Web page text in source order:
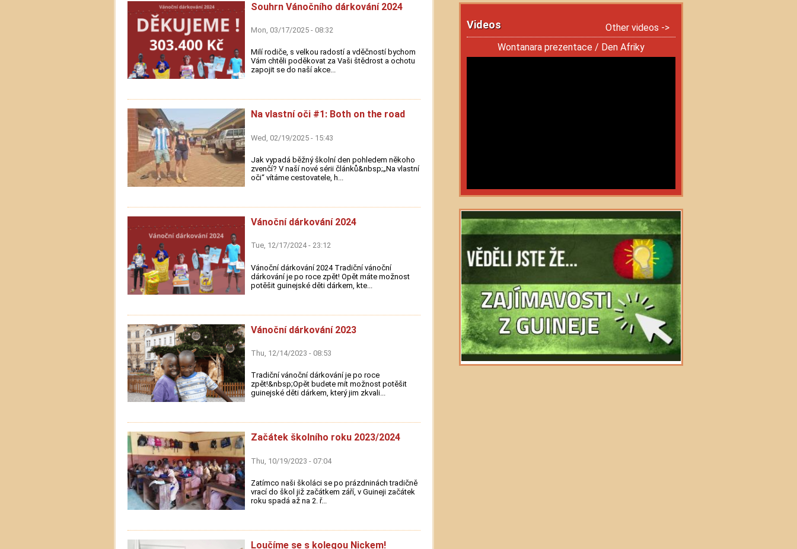
Souhrn Vánočního dárkování 2024
Mon, 03/17/2025 - 08:32
Milí rodiče, s velkou radostí a vděčností bychom
Vám chtěli poděkovat za Vaši štědrost a ochotu
zapojit se do naší akce...
Na vlastní oči #1: Both on the road
Wed, 02/19/2025 - 15:43
Jak vypadá běžný školní den pohledem někoho
zvenčí? V naší nové sérii článků&nbsp;„Na vlastní
oči“ vítáme cestovatele, h...
Vánoční dárkování 2024
Tue, 12/17/2024 - 23:12
Vánoční dárkování 2024 Tradiční vánoční
dárkování je po roce zpět! Opět máte možnost
potěšit guinejské děti dárkem, kte...
Vánoční dárkování 2023
Thu, 12/14/2023 - 08:53
Tradiční vánoční dárkování je po roce
zpět!&nbsp;Opět budete mít možnost potěšit
guinejské děti dárkem, který jim zkvali...
Začátek školního roku 2023/2024
Thu, 10/19/2023 - 07:04
Zatímco naši školáci se po prázdninách tradičně
vrací do škol již začátkem září, v Guineji začátek
roku spadá až na 2. ř...
Loučíme se s kolegou Nickem!
Videos
Other videos ->
Wontanara prezentace / Den Afriky